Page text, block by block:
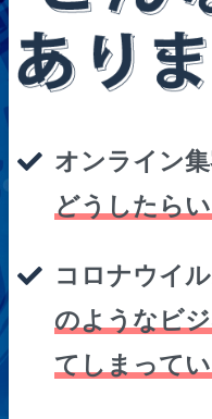
オンライン
どうしたら
コロナウイ
のようなビ
てしまって